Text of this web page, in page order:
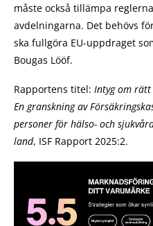
måste också tillämpa
avdelningarna. Det behövs
ska fullgöra EU-uppdraget
Bougas Lööf.
Rapportens titel: Intyg om
En granskning av
personer för hälso- och
land, ISF Rapport 2025:2.